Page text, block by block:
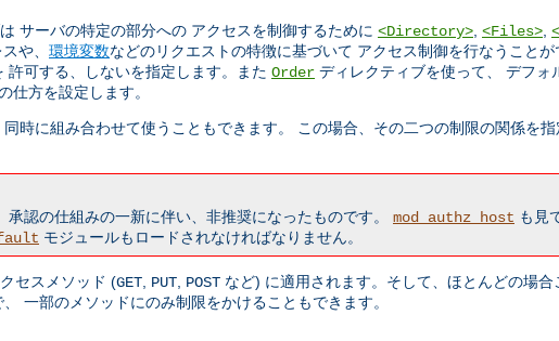
サーバの特定の部分への アクセスを制御するために <Directory>, <Files>,
や、 環境変数などのリクエストの特徴に基づいて アクセス制御を行なうことが
可する、しないを指定します。また Order ディレクティブを使って、 デフォ
仕方を設定します。
時に組み合わせて使うこともできます。 この場合、その二つの制限の関係を
認の仕組みの一新に伴い、非推奨になったものです。 mod_authz_host も見
モジュールもロードされなければなりません。
セスメソッド (GET, PUT, POST など) に適用されます。そして、ほとんどの場合
一部のメソッドにのみ制限をかけることもできます。